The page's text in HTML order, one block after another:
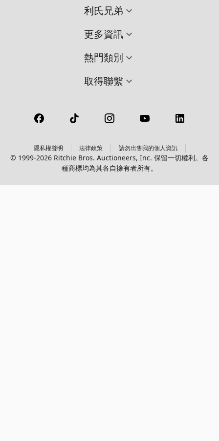
利氏兄弟
更多資訊
熱門類別
取得聯繫
隱私權聲明 法律政策 請勿出售我的個人資訊
© 1999-2026 Ritchie Bros. Auctioneers, Inc. 保留一切權利。各
種商標均為其各自擁有者所有。